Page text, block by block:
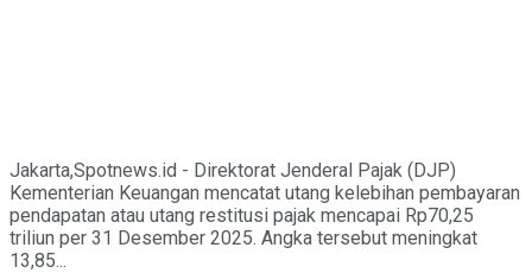
Jakarta,Spotnews.id - Direktorat Jenderal Pajak (DJP)
Kementerian Keuangan mencatat utang kelebihan pembayaran
pendapatan atau utang restitusi pajak mencapai Rp70,25
triliun per 31 Desember 2025. Angka tersebut meningkat
13,85...